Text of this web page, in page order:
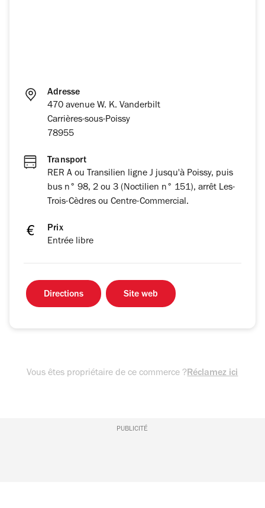
Adresse
470 avenue W. K. Vanderbilt
Carrières-sous-Poissy
78955
Transport
RER A ou Transilien ligne J jusqu'à Poissy, puis
bus n° 98, 2 ou 3 (Noctilien n° 151), arrêt Les-
Trois-Cèdres ou Centre-Commercial.
Prix
Entrée libre
Directions Site web
Vous êtes propriétaire de ce commerce ?Réclamez ici
PUBLICITÉ